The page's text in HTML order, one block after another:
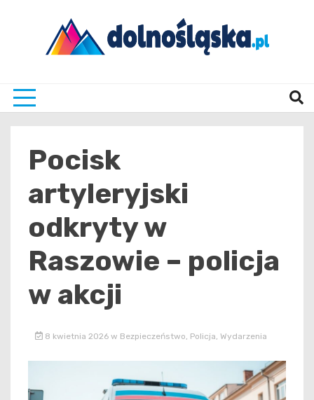
Pocisk
artyleryjski
odkryty w
Raszowie – policja
w akcji
8 kwietnia 2026 w Bezpieczeństwo Policja Wydarzenia